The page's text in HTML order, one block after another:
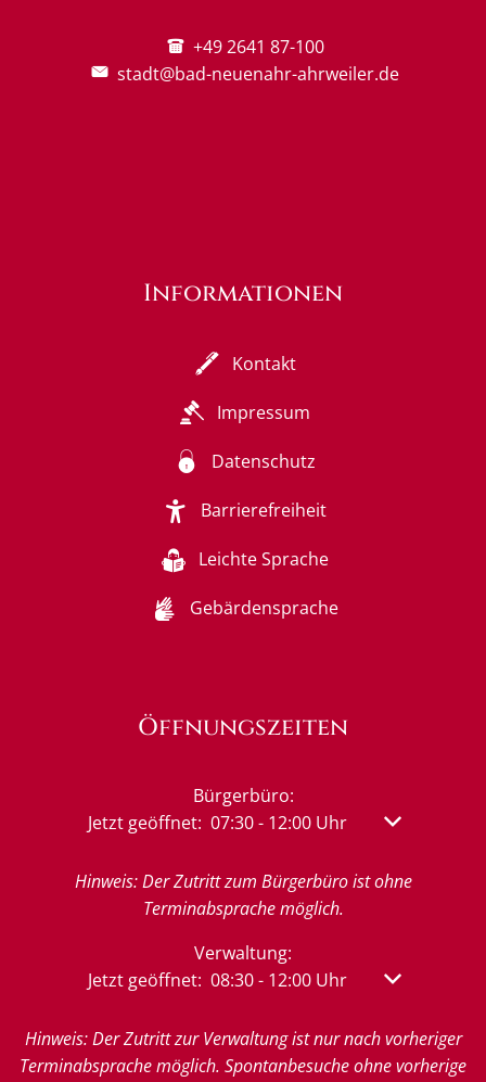
+49 2641 87-100
stadt@bad-neuenahr-ahrweiler.de
Informationen
Kontakt
Impressum
Datenschutz
Barrierefreiheit
Leichte Sprache
Gebärdensprache
Öffnungszeiten
Bürgerbüro:
Klicken, um weitere Öffnungs- oder
Jetzt geöffnet: 07:30- 12:00Uhr Von 07:30
Hinweis: Der Zutritt zum Bürgerbüro ist ohne
Terminabsprache möglich.
Verwaltung:
Klicken, um weitere Öffnungs- oder
Jetzt geöffnet: 08:30- 12:00Uhr Von 08:30
Hinweis: Der Zutritt zur Verwaltung ist nur nach vorheriger
Terminabsprache möglich. Spontanbesuche ohne vorherige